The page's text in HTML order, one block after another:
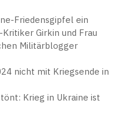
Friedensgipfel ein
Girkin und Frau
Militärblogger
nicht mit Kriegsende in
Krieg in Ukraine ist